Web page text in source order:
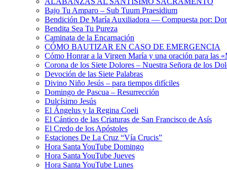
Bajo Tu Amparo – Sub Tuum Praesidium
Bendición De María Auxiliadora — Compuesta por:
Bendita Sea Tu Pureza
Caminata de la Encarnación
CÓMO BAUTIZAR EN CASO DE EMERGENCIA
Cómo Honrar a la Virgen María y una oración para las
Corona de los Siete Dolores – Nuestra Señora de los
Devoción de las Siete Palabras
Divino Niño Jesús – para tiempos difíciles
Domingo de Pascua – Resurrección
Dulcísimo Jesús
El Ángelus y la Regina Coeli
El Cántico de las Criaturas de San Francisco de Asís
El Credo de los Apóstoles
Estaciones De La Cruz “Vía Crucis”
Hora Santa YouTube Domingo
Hora Santa YouTube Jueves
Hora Santa YouTube Lunes